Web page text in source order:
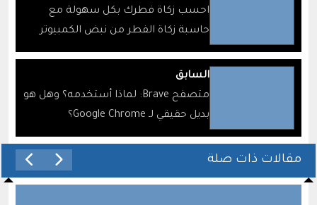
احسب زكاة فطرك بكل سهولة مع
حاسبة زكاة الفطر من نبض الكمبيوتر
السابق
متصفح Brave: لماذا أستخدمه؟ وهل هو
بديل حقيقي لـ Google Chrome؟
مقالات ذات صلة